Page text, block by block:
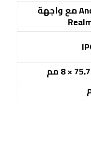
Android 15 مع واجهة